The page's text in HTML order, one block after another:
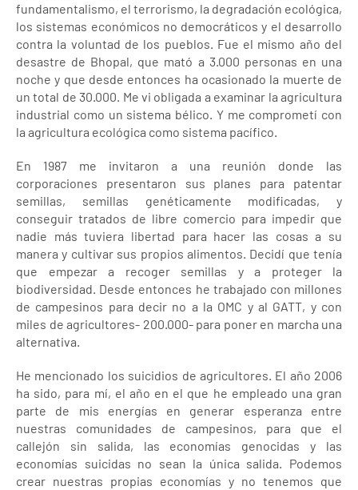
fundamentalismo, el terrorismo, la degradación ecológica,
los sistemas económicos no democráticos y el desarrollo
contra la voluntad de los pueblos. Fue el mismo año del
desastre de Bhopal, que mató a 3.000 personas en una
noche y que desde entonces ha ocasionado la muerte de
un total de 30.000. Me vi obligada a examinar la agricultura
industrial como un sistema bélico. Y me comprometí con
la agricultura ecológica como sistema pacífico.
En 1987 me invitaron a una reunión donde las
corporaciones presentaron sus planes para patentar
semillas, semillas genéticamente modificadas, y
conseguir tratados de libre comercio para impedir que
nadie más tuviera libertad para hacer las cosas a su
manera y cultivar sus propios alimentos. Decidí que tenía
que empezar a recoger semillas y a proteger la
biodiversidad. Desde entonces he trabajado con millones
de campesinos para decir no a la OMC y al GATT, y con
miles de agricultores- 200.000- para poner en marcha una
alternativa.
He mencionado los suicidios de agricultores. El año 2006
ha sido, para mí, el año en el que he empleado una gran
parte de mis energías en generar esperanza entre
nuestras comunidades de campesinos, para que el
callejón sin salida, las economías genocidas y las
economías suicidas no sean la única salida. Podemos
crear nuestras propias economías y no tenemos que